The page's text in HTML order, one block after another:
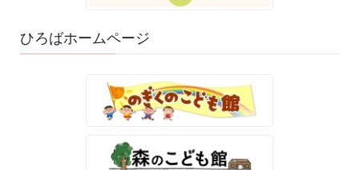
ひろばホームページ